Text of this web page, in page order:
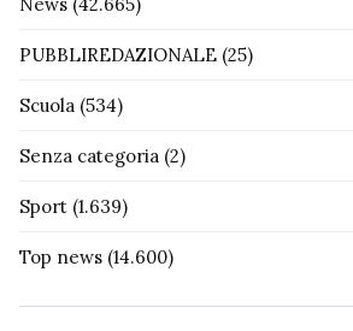
PUBBLIREDAZIONALE (25)
Scuola (534)
Senza categoria (2)
Sport (1.639)
Top news (14.600)